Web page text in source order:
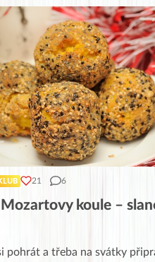
21 6
koule –
pohrát a třeba na svátky